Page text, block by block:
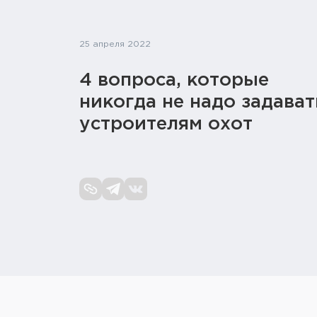
25 апреля 2022
4 вопроса, которые
никогда не надо
устроителям охот